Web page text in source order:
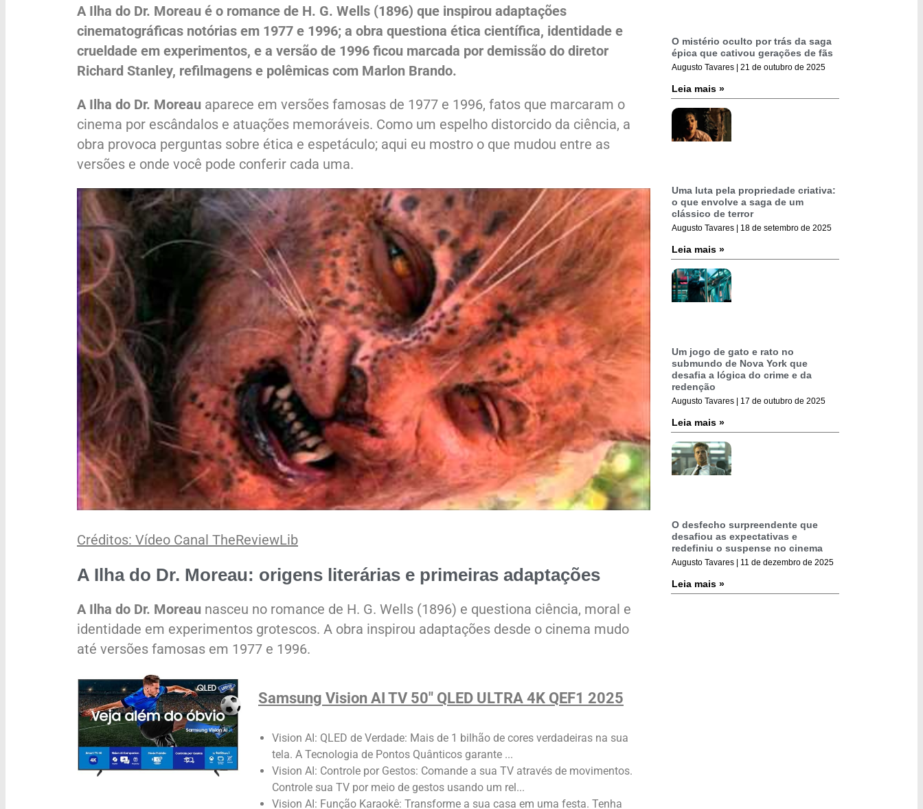
A Ilha do Dr. Moreau é o romance de H. G. Wells (1896) que inspirou adaptações
cinematográficas notórias em 1977 e 1996; a obra questiona ética científica, identidade e
crueldade em experimentos, e a versão de 1996 ficou marcada por demissão do diretor
Richard Stanley, refilmagens e polêmicas com Marlon Brando.
A Ilha do Dr. Moreau aparece em versões famosas de 1977 e 1996, fatos que marcaram o
cinema por escândalos e atuações memoráveis. Como um espelho distorcido da ciência, a
obra provoca perguntas sobre ética e espetáculo; aqui eu mostro o que mudou entre as
versões e onde você pode conferir cada uma.
Créditos: Vídeo Canal TheReviewLib
A Ilha do Dr. Moreau: origens literárias e primeiras adaptações
A Ilha do Dr. Moreau nasceu no romance de H. G. Wells (1896) e questiona ciência, moral e
identidade em experimentos grotescos. A obra inspirou adaptações desde o cinema mudo
até versões famosas em 1977 e 1996.
Samsung Vision AI TV 50" QLED ULTRA 4K QEF1 2025
Vision AI: QLED de Verdade: Mais de 1 bilhão de cores verdadeiras na sua
tela. A Tecnologia de Pontos Quânticos garante ...
Vision AI: Controle por Gestos: Comande a sua TV através de movimentos.
Controle sua TV por meio de gestos usando um rel...
Vision AI: Função Karaokê: Transforme a sua casa em uma festa. Tenha
O mistério oculto por trás da saga
épica que cativou gerações de fãs
Augusto Tavares 21 de outubro de 2025
Leia mais »
Uma luta pela propriedade criativa:
o que envolve a saga de um
clássico de terror
Augusto Tavares 18 de setembro de 2025
Leia mais »
Um jogo de gato e rato no
submundo de Nova York que
desafia a lógica do crime e da
redenção
Augusto Tavares 17 de outubro de 2025
Leia mais »
O desfecho surpreendente que
desafiou as expectativas e
redefiniu o suspense no cinema
Augusto Tavares 11 de dezembro de 2025
Leia mais »